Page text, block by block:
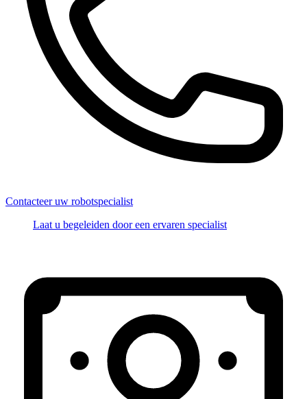
Contacteer uw robotspecialist
Laat u begeleiden door een ervaren specialist